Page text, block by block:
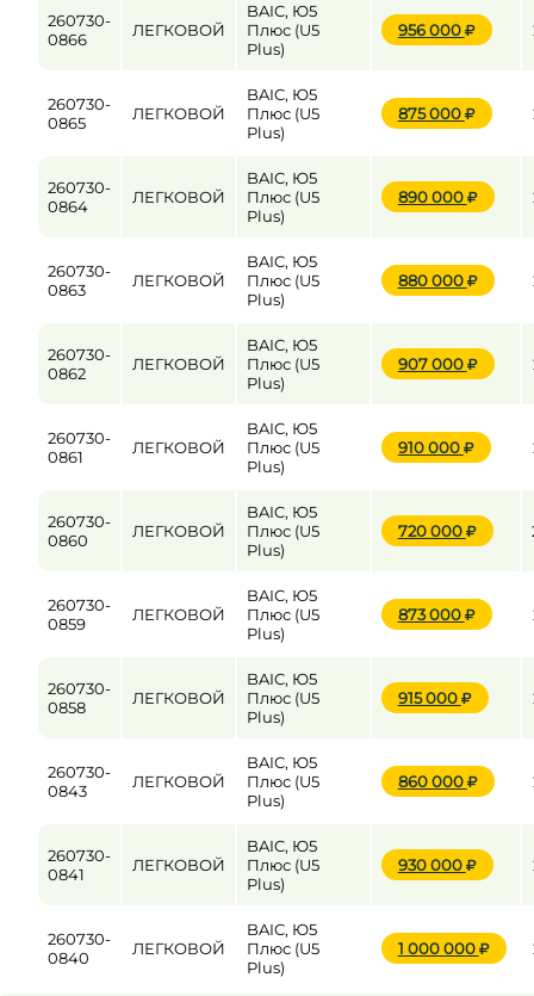
260730-
0866
ЛЕГКОВОЙ
BAIC, Ю5
Плюс (U5
Plus)
956 000
260730-
0865
ЛЕГКОВОЙ
BAIC, Ю5
Плюс (U5
Plus)
875 000
260730-
0864
ЛЕГКОВОЙ
BAIC, Ю5
Плюс (U5
Plus)
890 000
260730-
0863
ЛЕГКОВОЙ
BAIC, Ю5
Плюс (U5
Plus)
880 000
260730-
0862
ЛЕГКОВОЙ
BAIC, Ю5
Плюс (U5
Plus)
907 000
260730-
0861
ЛЕГКОВОЙ
BAIC, Ю5
Плюс (U5
Plus)
910 000
260730-
0860
ЛЕГКОВОЙ
BAIC, Ю5
Плюс (U5
Plus)
720 000
260730-
0859
ЛЕГКОВОЙ
BAIC, Ю5
Плюс (U5
Plus)
873 000
260730-
0858
ЛЕГКОВОЙ
BAIC, Ю5
Плюс (U5
Plus)
915 000
260730-
0843
ЛЕГКОВОЙ
BAIC, Ю5
Плюс (U5
Plus)
860 000
260730-
0841
ЛЕГКОВОЙ
BAIC, Ю5
Плюс (U5
Plus)
930 000
260730-
0840
ЛЕГКОВОЙ
BAIC, Ю5
Плюс (U5
Plus)
1 000 000